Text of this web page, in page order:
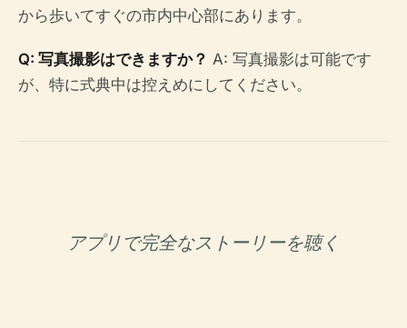
から歩いてすぐの市内中心部にあります。
Q: 写真撮影はできますか？ A: 写真撮影は可能です
が、特に式典中は控えめにしてください。
アプリで完全なストーリーを聴く